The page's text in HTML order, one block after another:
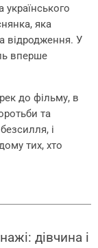
яка
відродження. У
вперше
до фільму, в
та
і
тих, хто
дівчина і